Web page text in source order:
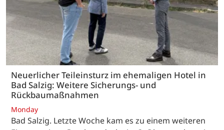
Neuerlicher Teileinsturz im ehemaligen Hotel in
Bad Salzig: Weitere Sicherungs- und
Rückbaumaßnahmen
Monday
Bad Salzig. Letzte Woche kam es zu einem weiteren